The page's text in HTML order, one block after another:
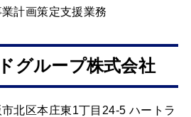
計画策定支援業務
グループ株式会社
北区本庄東1丁目24-5 ハートラ